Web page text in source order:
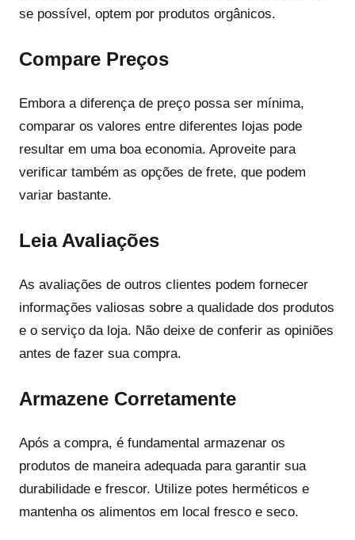
se possível, optem por produtos orgânicos.
Compare Preços
Embora a diferença de preço possa ser mínima,
comparar os valores entre diferentes lojas pode
resultar em uma boa economia. Aproveite para
verificar também as opções de frete, que podem
variar bastante.
Leia Avaliações
As avaliações de outros clientes podem fornecer
informações valiosas sobre a qualidade dos produtos
e o serviço da loja. Não deixe de conferir as opiniões
antes de fazer sua compra.
Armazene Corretamente
Após a compra, é fundamental armazenar os
produtos de maneira adequada para garantir sua
durabilidade e frescor. Utilize potes herméticos e
mantenha os alimentos em local fresco e seco.